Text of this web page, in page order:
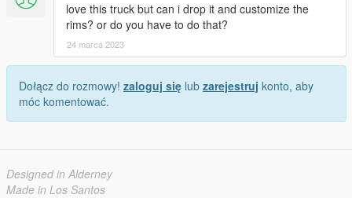
love this truck but can i drop it and customize the
rims? or do you have to do that?
24 marca 2023
Dołącz do rozmowy! zaloguj się lub zarejestruj konto, aby
móc komentować.
Designed in Alderney
Made in Los Santos